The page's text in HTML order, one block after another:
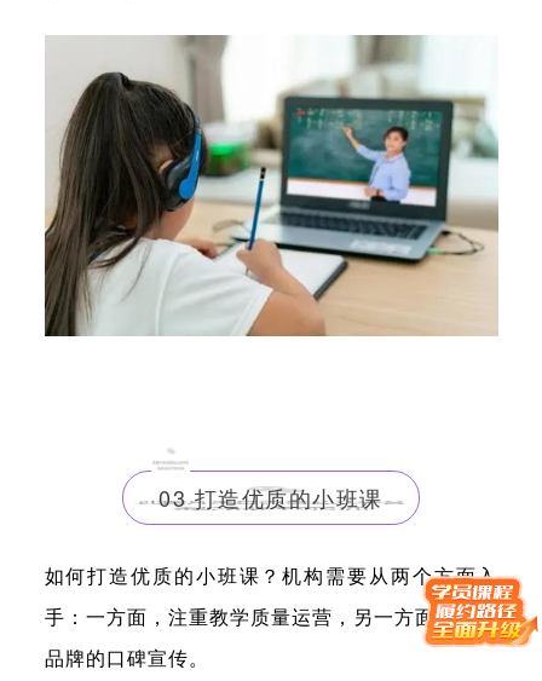
03 打造优质的小班课
如何打造优质的小班课？机构需要从两个方面入
手：一方面， 注重教学质量运营 ，另一方面，做好
品牌的口碑宣传。